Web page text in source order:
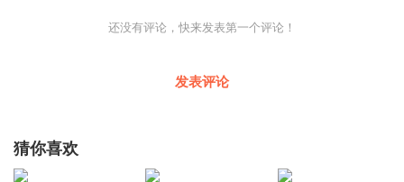
还没有评论，快来发表第一个评论！
发表评论
猜你喜欢